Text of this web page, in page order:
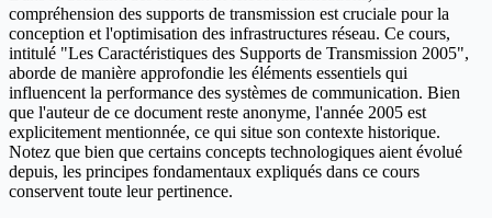
compréhension des supports de transmission est cruciale pour la
conception et l'optimisation des infrastructures réseau. Ce cours,
intitulé "Les Caractéristiques des Supports de Transmission 2005",
aborde de manière approfondie les éléments essentiels qui
influencent la performance des systèmes de communication. Bien
que l'auteur de ce document reste anonyme, l'année 2005 est
explicitement mentionnée, ce qui situe son contexte historique.
Notez que bien que certains concepts technologiques aient évolué
depuis, les principes fondamentaux expliqués dans ce cours
conservent toute leur pertinence.